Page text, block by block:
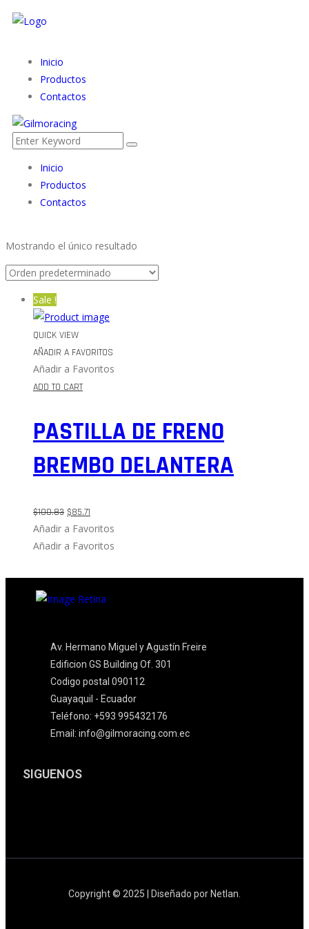
Inicio
Productos
Contactos
Inicio
Productos
Contactos
Mostrando el único resultado
Sale !
QUICK VIEW
AÑADIR A FAVORITOS
Añadir a Favoritos
ADD TO CART
PASTILLA DE FRENO
BREMBO DELANTERA
$100.83 $85.71
Añadir a Favoritos
Añadir a Favoritos
Av. Hermano Miguel y Agustín Freire
Edificion GS Building Of. 301
Codigo postal 090112
Guayaquil - Ecuador
Teléfono: +593 995432176
Email: info@gilmoracing.com.ec
SIGUENOS
Copyright © 2025 | Diseñado por Netlan.